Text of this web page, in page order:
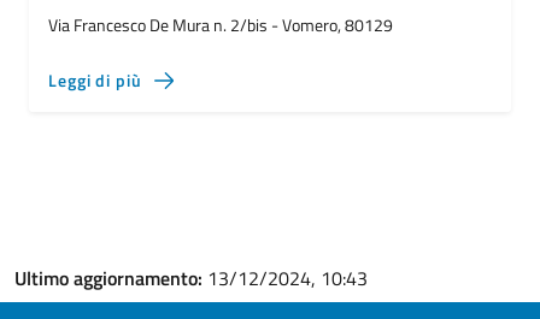
Via Francesco De Mura n. 2/bis - Vomero, 80129
Leggi di più
Ultimo aggiornamento: 13/12/2024, 10:43